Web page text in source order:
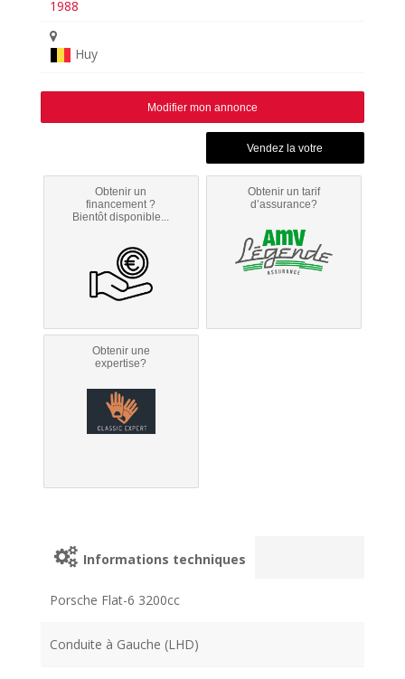
1988
Huy
Modifier mon annonce
Obtenir un
financement ?
Bientôt disponible...
Obtenir un tarif
d’assurance?
Obtenir une
expertise?
Informations techniques
Porsche Flat-6 3200cc
Conduite à Gauche (LHD)